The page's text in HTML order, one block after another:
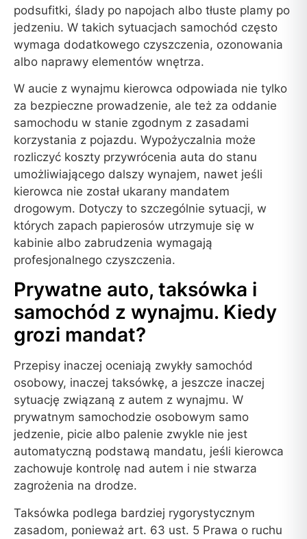
podsufitki, ślady po napojach albo tłuste plamy po
jedzeniu. W takich sytuacjach samochód często
wymaga dodatkowego czyszczenia, ozonowania
albo naprawy elementów wnętrza.
W aucie z wynajmu kierowca odpowiada nie tylko
za bezpieczne prowadzenie, ale też za oddanie
samochodu w stanie zgodnym z zasadami
korzystania z pojazdu. Wypożyczalnia może
rozliczyć koszty przywrócenia auta do stanu
umożliwiającego dalszy wynajem, nawet jeśli
kierowca nie został ukarany mandatem
drogowym. Dotyczy to szczególnie sytuacji, w
których zapach papierosów utrzymuje się w
kabinie albo zabrudzenia wymagają
profesjonalnego czyszczenia.
Prywatne auto, taksówka i
samochód z wynajmu. Kiedy
grozi mandat?
Przepisy inaczej oceniają zwykły samochód
osobowy, inaczej taksówkę, a jeszcze inaczej
sytuację związaną z autem z wynajmu. W
prywatnym samochodzie osobowym samo
jedzenie, picie albo palenie zwykle nie jest
automatyczną podstawą mandatu, jeśli kierowca
zachowuje kontrolę nad autem i nie stwarza
zagrożenia na drodze.
Taksówka podlega bardziej rygorystycznym
zasadom, ponieważ art. 63 ust. 5 Prawa o ruchu